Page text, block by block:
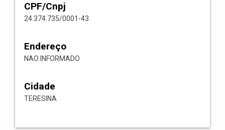
CPF/Cnpj
24.374.735/0001-43
Endereço
NAO INFORMADO
Cidade
TERESINA